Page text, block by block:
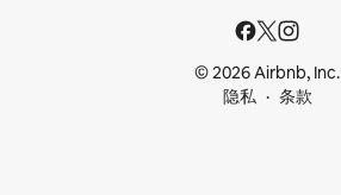
© 2026 Airbnb, Inc.
隐私
条款